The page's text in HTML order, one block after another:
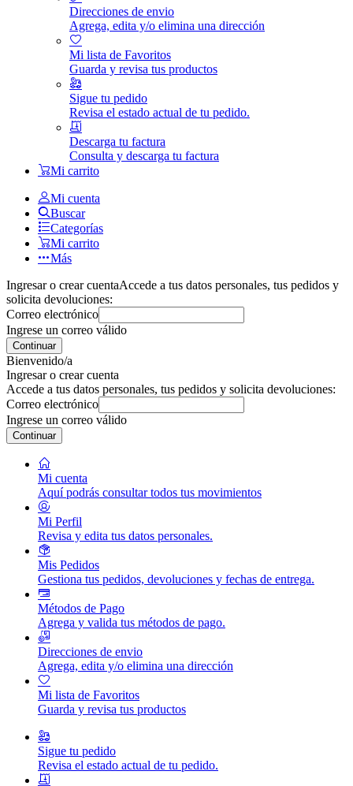
Direcciones de envio
Agrega, edita y/o elimina una dirección
Mi lista de Favoritos
Guarda y revisa tus productos
Sigue tu pedido
Revisa el estado actual de tu pedido.
Descarga tu factura
Consulta y descarga tu factura
Mi carrito
Mi cuenta
Buscar
Categorías
Mi carrito
Más
Ingresar o crear cuentaAccede a tus datos personales, tus pedidos y
solicita devoluciones:
Correo electrónico
Ingrese un correo válido
Continuar
Bienvenido/a
Ingresar o crear cuenta
Accede a tus datos personales, tus pedidos y solicita devoluciones:
Correo electrónico
Ingrese un correo válido
Continuar
Mi cuenta
Aquí podrás consultar todos tus movimientos
Mi Perfil
Revisa y edita tus datos personales.
Mis Pedidos
Gestiona tus pedidos, devoluciones y fechas de entrega.
Métodos de Pago
Agrega y valida tus métodos de pago.
Direcciones de envio
Agrega, edita y/o elimina una dirección
Mi lista de Favoritos
Guarda y revisa tus productos
Sigue tu pedido
Revisa el estado actual de tu pedido.